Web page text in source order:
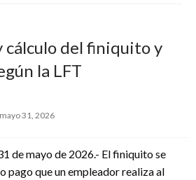
cálculo del finiquito y
la LFT
Publicado
mayo 31, 2026
de mayo de 2026.- El finiquito se
pago que un empleador realiza al